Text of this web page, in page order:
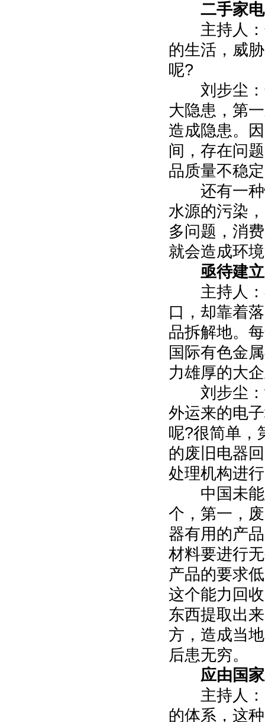
二手家电
主持人：
的生活，威
呢?
刘步尘：
大隐患，第
造成隐患。
间，存在问
品质量不稳
还有一种
水源的污染
多问题，消
就会造成环
亟待建
主持人：
口，却靠着
品拆解地。
国际有色金
力雄厚的大
刘步尘：
外运来的电
呢?很简单，
的废旧电器
处理机构进
中国未能
个，第一，
器有用的产
材料要进行
产品的要求
这个能力回
东西提取出
方，造成当
后患无穷。
应由国家
主持人：
的体系，这